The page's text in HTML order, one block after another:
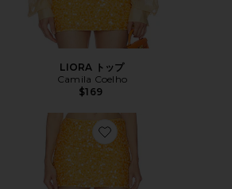
LIORA トップ
Camila Coelho
$169
Favorite SOLENA スカート